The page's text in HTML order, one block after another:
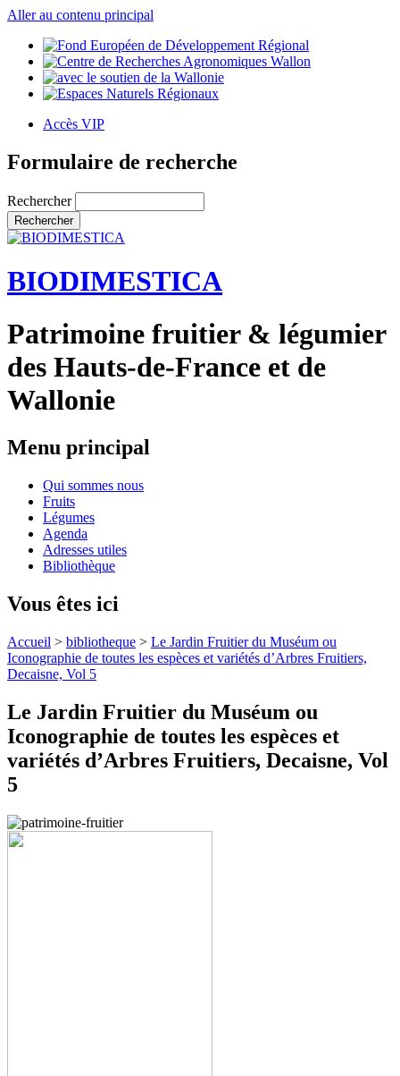
Aller au contenu principal
Accès VIP
Formulaire de recherche
Rechercher
BIODIMESTICA
Patrimoine fruitier & légumier
des Hauts-de-France et de
Wallonie
Menu principal
Qui sommes nous
Fruits
Légumes
Agenda
Adresses utiles
Bibliothèque
Vous êtes ici
Accueil > bibliotheque > Le Jardin Fruitier du Muséum ou
Iconographie de toutes les espèces et variétés d’Arbres Fruitiers,
Decaisne, Vol 5
Le Jardin Fruitier du Muséum ou
Iconographie de toutes les espèces et
variétés d’Arbres Fruitiers, Decaisne, Vol
5